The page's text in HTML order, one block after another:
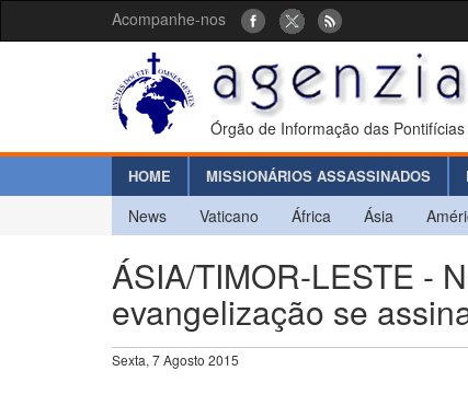
Acompanhe-nos
Órgão de Informação das
HOME MISSIONÁRIOS ASSASSINADOS
News Vaticano África Ásia
ÁSIA/TIMOR-LESTE -
evangelização se
Sexta, 7 Agosto 2015